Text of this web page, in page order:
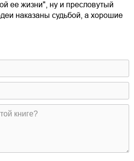
ее жизни", ну и пресловутый
наказаны судьбой, а хорошие